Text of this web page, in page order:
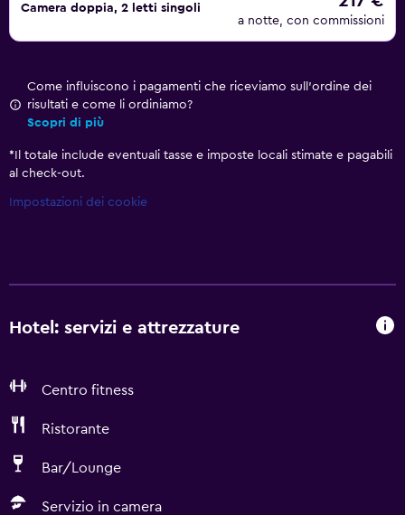
Camera doppia, 2 letti singoli
a notte, con commissioni
Come influiscono i pagamenti che riceviamo sull'ordine dei
risultati e come li ordiniamo?
Scopri di più
* Il totale include eventuali tasse e imposte locali stimate e pagabili
al check-out.
Impostazioni dei cookie
Hotel: servizi e attrezzature
Centro fitness
Ristorante
Bar/Lounge
Servizio in camera